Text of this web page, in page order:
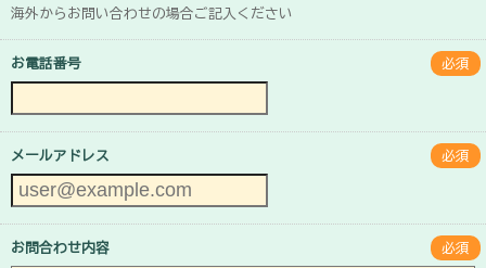
海外からお問い合わせの場合ご記入ください
お電話番号 必須
メールアドレス 必須
お問合わせ内容 必須